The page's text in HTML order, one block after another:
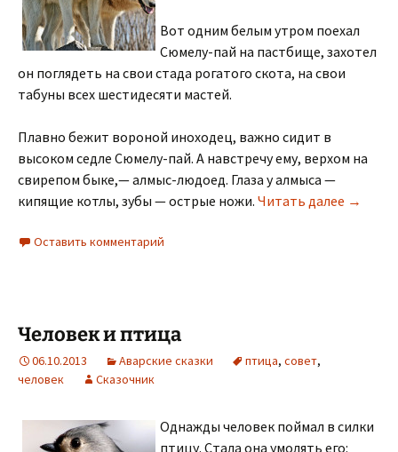
Вот одним белым утром поехал
Сюмелу-пай на пастбище, захотел
он поглядеть на свои стада рогатого скота, на свои
табуны всех шестидесяти мастей.
Плавно бежит вороной иноходец, важно сидит в
высоком седле Сюмелу-пай. А навстречу ему, верхом на
свирепом быке,— алмыс-людоед. Глаза у алмыса —
кипящие котлы, зубы — острые ножи. Читать далее Как
→
Оставить комментарий
Человек и птица
06.10.2013 Аварские сказки птица, совет,
человек
Сказочник
Однажды человек поймал в силки
птицу. Стала она умолять его: